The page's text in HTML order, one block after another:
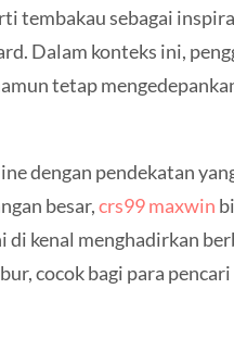
tembakau sebagai
Dalam konteks ini,
tetap
dengan pendekatan
besar,crs99 maxwin
kenal menghadirkan
cocok bagi para pencari